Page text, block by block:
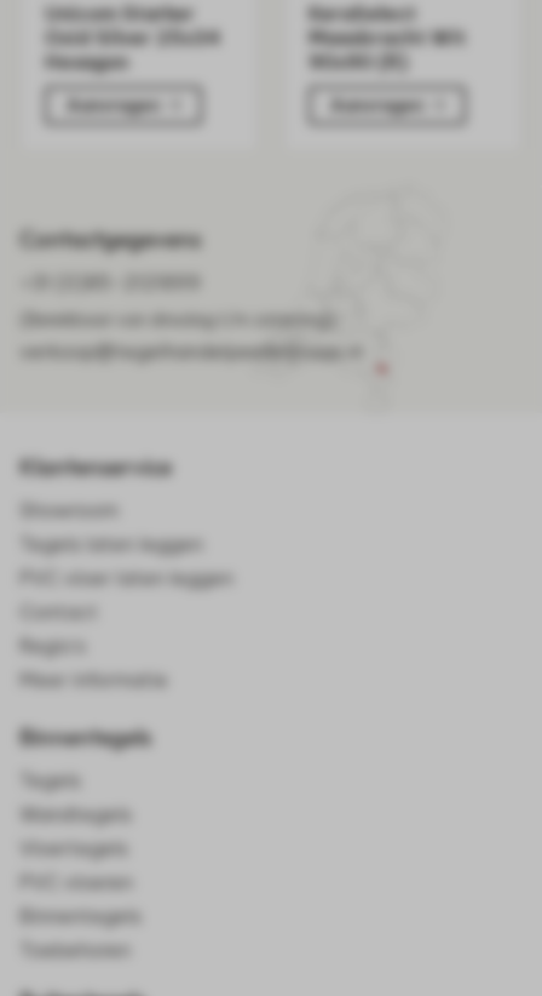
Unicom Starker
Oxid Silver 25x34
Hexagon
Aanvragen
KeraSelect
Maasbracht Wit
90x90 (R)
Aanvragen
Contactgegevens
verkoop@tegelhandelpeelenmaas.nl
Klantenservice
Showroom
Tegels laten leggen
PVC vloer laten leggen
Regio's
Meer informatie
Binnentegels
Tegels
Wandtegels
Vloertegels
Binnentegels
Toebehoren